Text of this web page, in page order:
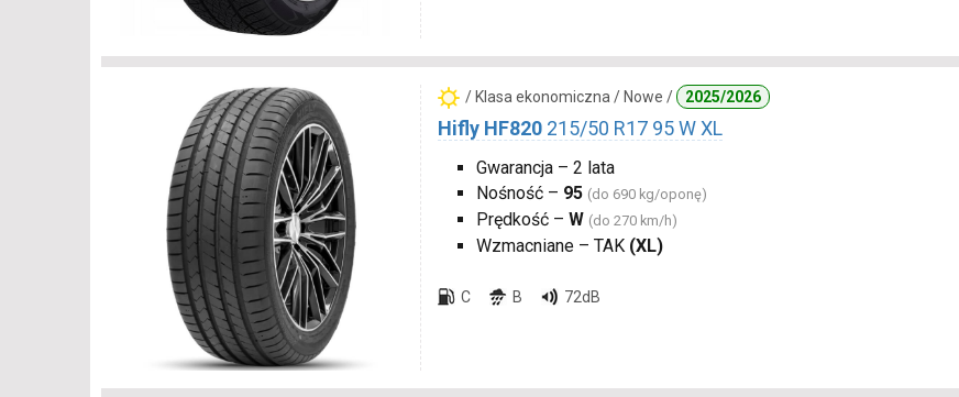
/ Klasa ekonomiczna / Nowe / 2025/2026
Hifly HF820 215/50 R17 95 W XL
Gwarancja – 2 lata
Nośność – 95 (do 690 kg/oponę)
Prędkość – W (do 270 km/h)
Wzmacniane – TAK (XL)
C B 72dB